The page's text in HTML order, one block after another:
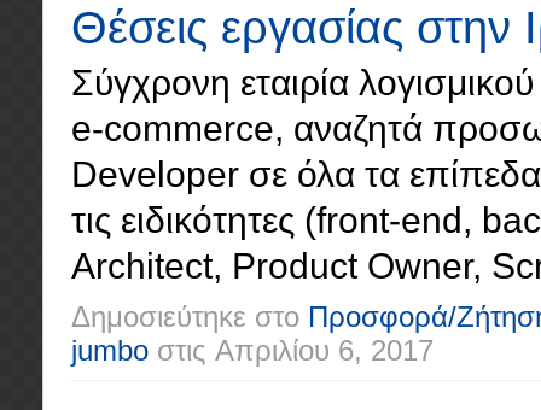
Θέσεις εργασίας στην
Σύγχρονη εταιρία
e-commerce, αναζητά
Developer σε όλα τα
τις ειδικότητες (front-end,
Architect, Product Owner,
Δημοσιεύτηκε στο Προσφορά/
jumbo στις Απριλίου 6, 2017